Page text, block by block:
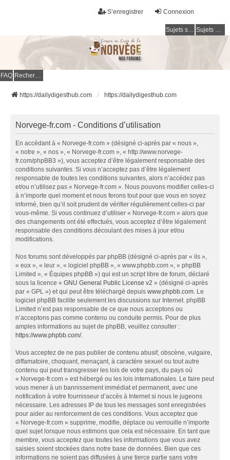
Connexion
S’enregistrer
Sujets sans réponse Sujets actifs
FAQ Rechercher
https://dailydigesthub.com https://dailydigesthub.com
Norvege-fr.com - Conditions d’utilisation
En accédant à « Norvege-fr.com » (désigné ci-après par « nous »,
« notre », « nos », « Norvege-fr.com », « http://www.norvege-
fr.com/phpBB3 »), vous acceptez d’être légalement responsable des
conditions suivantes. Si vous n’acceptez pas d’être légalement
responsable de toutes les conditions suivantes, alors n’accédez pas
et/ou n’utilisez pas « Norvege-fr.com ». Nous pouvons modifier celles-ci
à n’importe quel moment et nous ferons tout pour que vous en soyez
informé, bien qu’il soit prudent de vérifier régulièrement celles-ci par
vous-même. Si vous continuez d’utiliser « Norvege-fr.com » alors que
des changements ont été effectués, vous acceptez d’être légalement
responsable des conditions découlant des mises à jour et/ou
modifications.
Nos forums sont développés par phpBB (désigné ci-après par « ils »,
« eux », « leur », « logiciel phpBB », « www.phpbb.com », « phpBB
Limited », « Équipes phpBB ») qui est un script libre de forum, déclaré
sous la licence « GNU General Public License v2 » (désigné ci-après
par « GPL ») et qui peut être téléchargé depuis www.phpbb.com. Le
logiciel phpBB facilite seulement les discussions sur Internet. phpBB
Limited n’est pas responsable de ce que nous acceptons ou
n’acceptons pas comme contenu ou conduite permis. Pour de plus
amples informations au sujet de phpBB, veuillez consulter :
https://www.phpbb.com/.
Vous acceptez de ne pas publier de contenu abusif, obscène, vulgaire,
diffamatoire, choquant, menaçant, à caractère sexuel ou tout autre
contenu qui peut transgresser les lois de votre pays, du pays où
« Norvege-fr.com » est hébergé ou les lois internationales. Le faire peut
vous mener à un bannissement immédiat et permanent, avec une
notification à votre fournisseur d’accès à Internet si nous le jugeons
nécessaire. Les adresses IP de tous les messages sont enregistrées
pour aider au renforcement de ces conditions. Vous acceptez que
« Norvege-fr.com » supprime, modifie, déplace ou verrouille n’importe
quel sujet lorsque nous estimons que cela est nécessaire. En tant que
membre, vous acceptez que toutes les informations que vous avez
saisies soient stockées dans notre base de données. Bien que ces
informations ne soient pas diffusées à une tierce partie sans votre